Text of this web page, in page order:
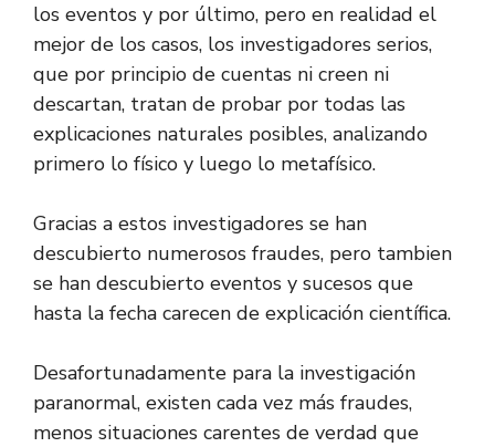
los eventos y por último, pero en realidad el
mejor de los casos, los investigadores serios,
que por principio de cuentas ni creen ni
descartan, tratan de probar por todas las
explicaciones naturales posibles, analizando
primero lo físico y luego lo metafísico.
Gracias a estos investigadores se han
descubierto numerosos fraudes, pero tambien
se han descubierto eventos y sucesos que
hasta la fecha carecen de explicación científica.
Desafortunadamente para la investigación
paranormal, existen cada vez más fraudes,
menos situaciones carentes de verdad que